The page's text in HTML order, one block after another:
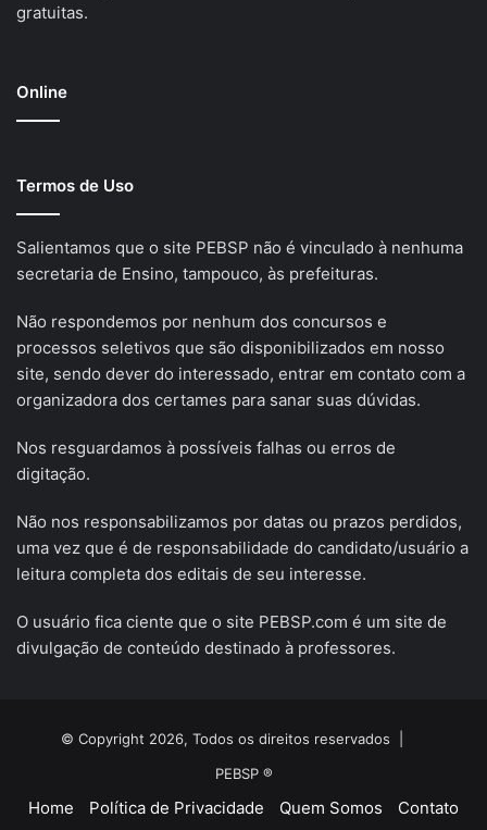
gratuitas.
Online
Termos de Uso
Salientamos que o site PEBSP não é vinculado à nenhuma
secretaria de Ensino, tampouco, às prefeituras.
Não respondemos por nenhum dos concursos e
processos seletivos que são disponibilizados em nosso
site, sendo dever do interessado, entrar em contato com a
organizadora dos certames para sanar suas dúvidas.
Nos resguardamos à possíveis falhas ou erros de
digitação.
Não nos responsabilizamos por datas ou prazos perdidos,
uma vez que é de responsabilidade do candidato/usuário a
leitura completa dos editais de seu interesse.
O usuário fica ciente que o site PEBSP.com é um site de
divulgação de conteúdo destinado à professores.
© Copyright 2026, Todos os direitos reservados |
PEBSP ®
Home Política de Privacidade Quem Somos Contato